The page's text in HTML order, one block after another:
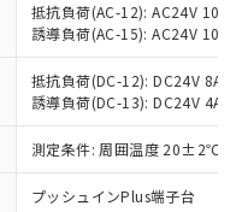
抵抗負荷(AC-12): AC24V 10A/
誘導負荷(AC-15): AC24V
抵抗負荷(DC-12): DC24V 8A/
誘導負荷(DC-13): DC24V 4A/
測定条件: 周囲温度 20±2℃、
プッシュインPlus端子台
令（10物質）の
供可能な商品で
10物質）の非含
える予定のある
令（10物質）の